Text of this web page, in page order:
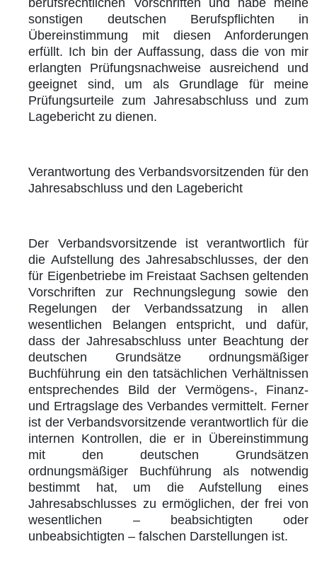
sonstigen deutschen Berufspflichten in
Übereinstimmung mit diesen Anforderungen
erfüllt. Ich bin der Auffassung, dass die von mir
erlangten Prüfungsnachweise ausreichend und
geeignet sind, um als Grundlage für meine
Prüfungsurteile zum Jahresabschluss und zum
Lagebericht zu dienen.
Verantwortung des Verbandsvorsitzenden für den
Jahresabschluss und den Lagebericht
Der Verbandsvorsitzende ist verantwortlich für
die Aufstellung des Jahresabschlusses, der den
für Eigenbetriebe im Freistaat Sachsen geltenden
Vorschriften zur Rechnungslegung sowie den
Regelungen der Verbandssatzung in allen
wesentlichen Belangen entspricht, und dafür,
dass der Jahresabschluss unter Beachtung der
deutschen Grundsätze ordnungsmäßiger
Buchführung ein den tatsächlichen Verhältnissen
entsprechendes Bild der Vermögens-, Finanz-
und Ertragslage des Verbandes vermittelt. Ferner
ist der Verbandsvorsitzende verantwortlich für die
internen Kontrollen, die er in Übereinstimmung
mit den deutschen Grundsätzen
ordnungsmäßiger Buchführung als notwendig
bestimmt hat, um die Aufstellung eines
Jahresabschlusses zu ermöglichen, der frei von
wesentlichen – beabsichtigten oder
unbeabsichtigten– falschen Darstellungen ist.